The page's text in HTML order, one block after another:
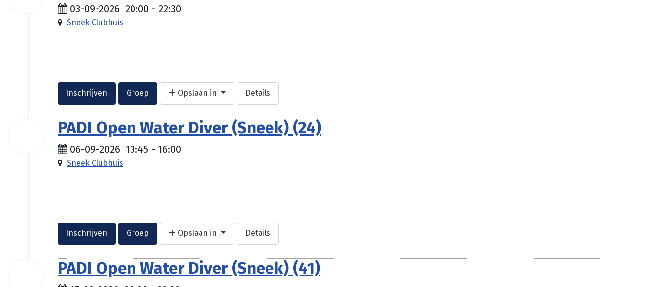
03-09-2026 20:00 - 22:30
Sneek Clubhuis
Inschrijven Groep Opslaan in Details
PADI Open Water Diver (Sneek) (24)
06-09-2026 13:45 - 16:00
Sneek Clubhuis
Inschrijven Groep Opslaan in Details
PADI Open Water Diver (Sneek) (41)